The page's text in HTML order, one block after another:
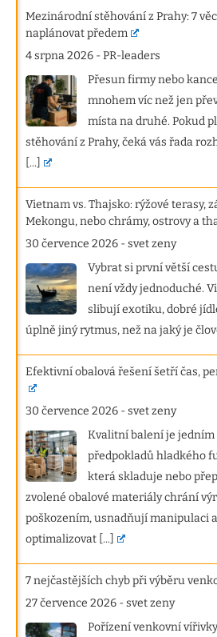
Mezinárodní stěhování z Prahy: 7
naplánovat předem
4 srpna 2026 -PR-leaders
Přesun firmy nebo
mnohem víc než jen
místa na druhé. Pokud
stěhování z Prahy, čeká vás řada
[...]
Vietnam vs. Thajsko: rýžové terasy,
Mekongu, nebo chrámy, ostrovy a
30 července 2026 -svet zeny
Vybrat si první větší
není vždy jednoduché.
slibují exotiku, dobré
úplně jiný rytmus, než na jaký je
Efektivní obalová řešení šetří čas,
30 července 2026 -svet zeny
Kvalitní balení je jedním
předpokladů hladkého
která skladuje nebo
zvolené obalové materiály chrání
poškozením, usnadňují manipulaci
optimalizovat [...]
7 nejčastějších chyb při výběru
27 července 2026 -svet zeny
Pořízení venkovní